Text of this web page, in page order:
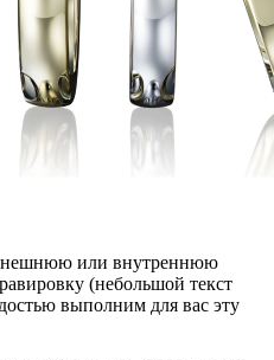
или внутреннюю
(небольшой текст
выполним для вас эту